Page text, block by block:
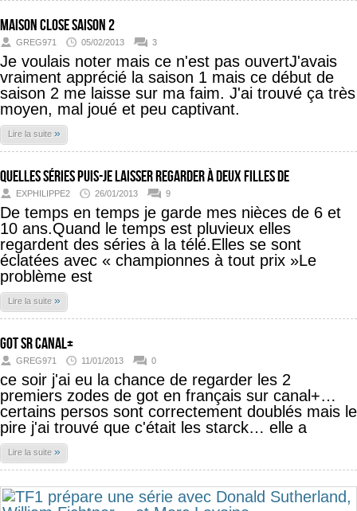
maison close saison 2
GREG971 05/02/2013 3
Je voulais noter mais ce n'est pas ouvertJ'avais
vraiment apprécié la saison 1 mais ce début de
saison 2 me laisse sur ma faim. J'ai trouvé ça très
moyen, mal joué et peu captivant.
Lire la suite »
Quelles séries puis-je laisser regarder à deux filles de
EXPHILIPPE2 26/01/2013 9
De temps en temps je garde mes nièces de 6 et
10 ans.Quand le temps est pluvieux elles
regardent des séries à la télé.Elles se sont
éclatées avec « championnes à tout prix »Le
problème est
Lire la suite »
got sr canal+
GREG971 11/01/2013 0
ce soir j'ai eu la chance de regarder les 2
premiers zodes de got en français sur canal+…
certains persos sont correctement doublés mais le
pire j'ai trouvé que c'était les starck… elle a
Lire la suite »